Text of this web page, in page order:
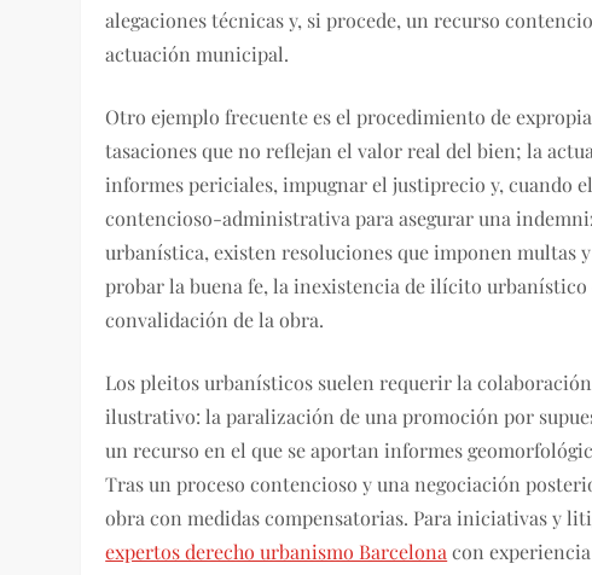
alegaciones técnicas y, si procede, un recurso
actuación municipal.
Otro ejemplo frecuente es el procedimiento de
tasaciones que no reflejan el valor real del bien; la
informes periciales, impugnar el justiprecio y, cuando
contencioso-administrativa para asegurar una
urbanística, existen resoluciones que imponen multas
probar la buena fe, la inexistencia de ilícito
convalidación de la obra.
Los pleitos urbanísticos suelen requerir la
ilustrativo: la paralización de una promoción por
un recurso en el que se aportan informes
Tras un proceso contencioso y una negociación
obra con medidas compensatorias. Para iniciativas y
expertos derecho urbanismo Barcelona con